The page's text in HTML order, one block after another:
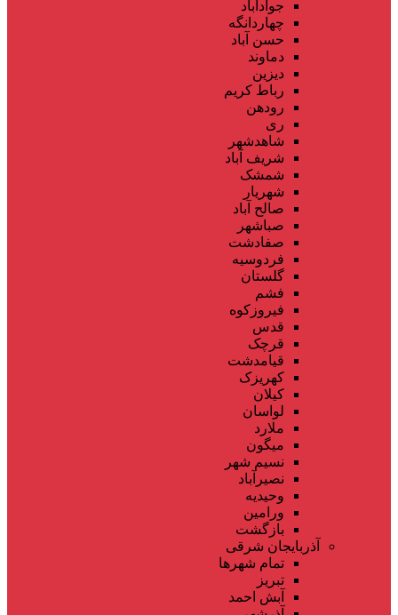
جوادآباد
چهاردانگه
حسن آباد
دماوند
دیزین
رباط کریم
رودهن
ری
شاهدشهر
شریف آباد
شمشک
شهریار
صالح آباد
صباشهر
صفادشت
فردوسیه
گلستان
فشم
فیروزکوه
قدس
قرچک
قیامدشت
کهریزک
کیلان
لواسان
ملارد
میگون
نسیم شهر
نصیرآباد
وحیدیه
ورامین
بازگشت
آذربایجان شرقی
تمام شهر‌ها
تبریز
آبش احمد